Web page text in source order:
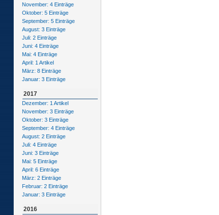
November: 4 Einträge
Oktober: 5 Einträge
September: 5 Einträge
August: 3 Einträge
Juli: 2 Einträge
Juni: 4 Einträge
Mai: 4 Einträge
April: 1 Artikel
März: 8 Einträge
Januar: 3 Einträge
2017
Dezember: 1 Artikel
November: 3 Einträge
Oktober: 3 Einträge
September: 4 Einträge
August: 2 Einträge
Juli: 4 Einträge
Juni: 3 Einträge
Mai: 5 Einträge
April: 6 Einträge
März: 2 Einträge
Februar: 2 Einträge
Januar: 3 Einträge
2016